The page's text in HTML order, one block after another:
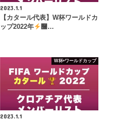
2023.1.1
【カタール代表】W杯ワールドカ
ップ2022年
࿠…
W杯•ワールドカップ
2023.1.1